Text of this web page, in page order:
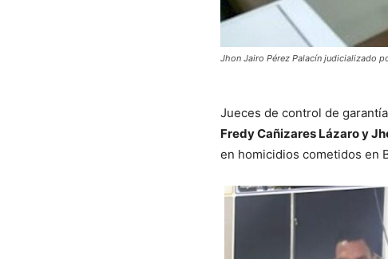
Jhon Jairo Pérez Palacín judicializado
Jueces de control de
Fredy Cañizares Lázaro y
en homicidios cometidos en